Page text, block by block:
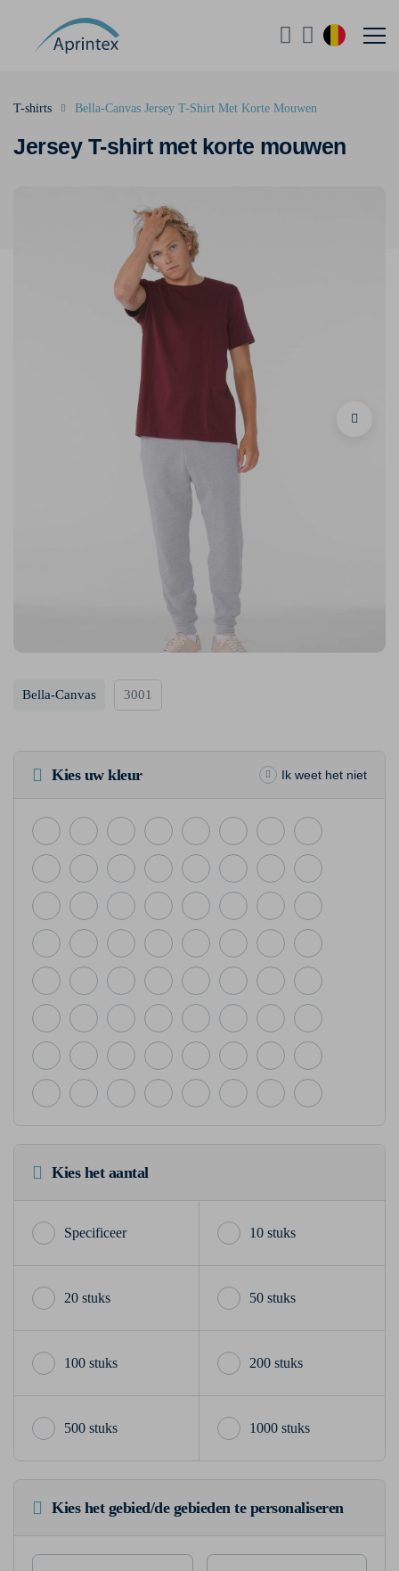
Jersey T-shirt met korte mouwen
T-shirts Bella-Canvas Jersey T-Shirt Met Korte Mouwen
Bella-Canvas 3001
Kies uw kleur Ik weet het niet
Kies het aantal
10 stuks
20 stuks 50 stuks
100 stuks 200 stuks
500 stuks 1000 stuks
Kies het gebied/de gebieden te personaliseren